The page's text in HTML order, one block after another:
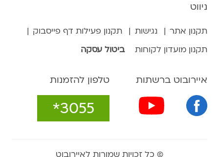
ניווט
תקנון אתר נגישות
תקנון פעילות דף פייסבוק
תקנון מועדון לקוחות
ביטול עסקה
איירובוט ברשתות טלפון להזמנות
*3055
© כל זכויות שמורות לאיירובוט